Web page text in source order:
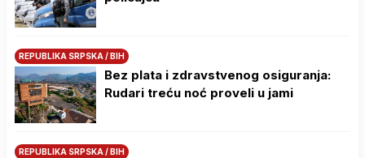
REPUBLIKA SRPSKA / BIH
Bez plata i zdravstvenog osiguranja:
Rudari treću noć proveli u jami
REPUBLIKA SRPSKA / BIH